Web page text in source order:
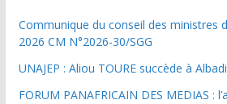
Communique du conseil des ministres
2026 CM N°2026-30/SGG
UNAJEP : Aliou TOURE succède à
FORUM PANAFRICAIN DES MEDIAS :